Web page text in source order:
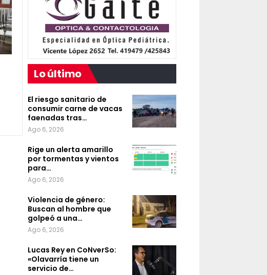
Lo último
El riesgo sanitario de
consumir carne de vacas
faenadas tras…
Ago 6, 2026
Rige un alerta amarillo
por tormentas y vientos
para…
Ago 6, 2026
Violencia de género:
Buscan al hombre que
golpeó a una…
Ago 6, 2026
Lucas Rey en CoNverSo:
«Olavarría tiene un
servicio de…